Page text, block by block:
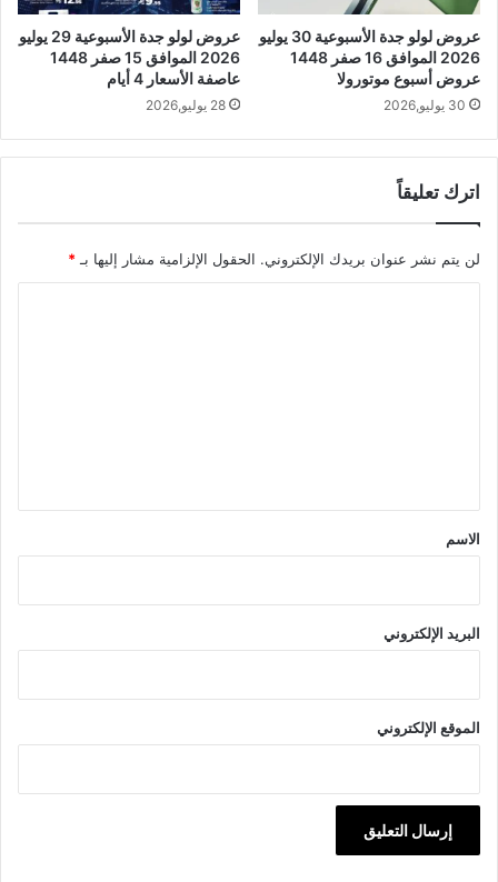
عروض لولو جدة الأسبوعية 30 يوليو
2026 الموافق 16 صفر 1448
عروض أسبوع موتورولا
30 يوليو,2026
عروض لولو جدة الأسبوعية 29 يوليو
2026 الموافق 15 صفر 1448
عاصفة الأسعار 4 أيام
28 يوليو,2026
اترك تعليقاً
لن يتم نشر عنوان بريدك الإلكتروني. الحقول الإلزامية مشار إليها بـ *
*
الاسم
البريد الإلكتروني
الموقع الإلكتروني